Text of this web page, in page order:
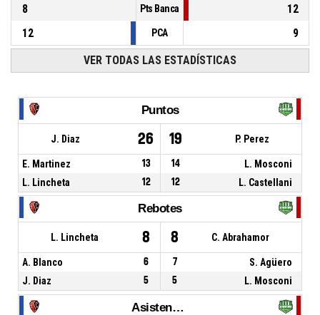
8
Pts Banca
12
12
PCA 9
VER TODAS LAS ESTADÍSTICAS
Puntos
J. Diaz 26 19 P. Perez
E. Martinez 13 14
L. Mosconi
L. Lincheta
12 12 L. Castellani
Rebotes
L. Lincheta 8 8 C. Abrahamor
A. Blanco 6 7
S. Agüero
J. Diaz
5 5 L. Mosconi
Asistencias